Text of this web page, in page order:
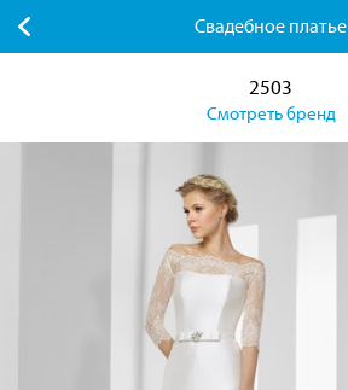
Свадебное платье
2503
Смотреть бренд